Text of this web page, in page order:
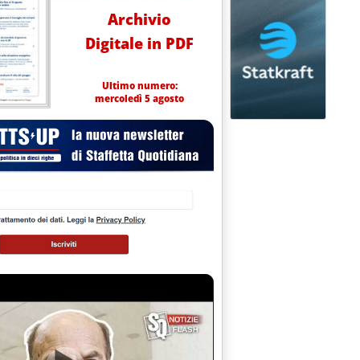
Archivio
Digitale in PDF
Ultimo numero:
mercoledì 5 agosto